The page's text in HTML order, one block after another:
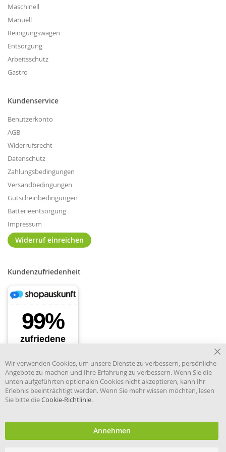
Maschinell
Manuell
Reinigungswagen
Entsorgung
Arbeitsschutz
Gastro
Kundenservice
Benutzerkonto
AGB
Widerrufsrecht
Datenschutz
Zahlungsbedingungen
Versandbedingungen
Gutscheinbedingungen
Batterieentsorgung
Impressum
Widerruf einreichen
Kundenzufriedenheit
Händler im offiziellen Register
und Information.
Wir verwenden Cookies, um unsere Dienste zu verbessern, persönliche
Angebote zu machen und Ihre Erfahrung zu verbessern. Wenn Sie die
unten aufgeführten optionalen Cookies nicht akzeptieren, kann Ihr
Erlebnis beeinträchtigt werden. Wenn Sie mehr wissen möchten, lesen
Sie bitte dieCookie-Richtlinie.
Annehmen